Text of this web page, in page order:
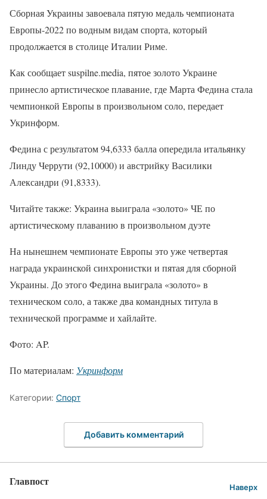
Сборная Украины завоевала пятую медаль чемпионата
Европы-2022 по водным видам спорта, который
продолжается в столице Италии Риме.
Как сообщает suspilne.media, пятое золото Украине
принесло артистическое плавание, где Марта Федина стала
чемпионкой Европы в произвольном соло, передает
Укринформ.
Федина с результатом 94,6333 балла опередила итальянку
Линду Черрути (92,10000) и австрийку Василики
Александри (91,8333).
Читайте также: Украина выиграла «золото» ЧЕ по
артистическому плаванию в произвольном дуэте
На нынешнем чемпионате Европы это уже четвертая
награда украинской синхронистки и пятая для сборной
Украины. До этого Федина выиграла «золото» в
техническом соло, а также два командных титула в
технической программе и хайлайте.
Фото: AP.
По материалам: Укринформ
Категории: Спорт
Добавить комментарий
Главпост Наверх